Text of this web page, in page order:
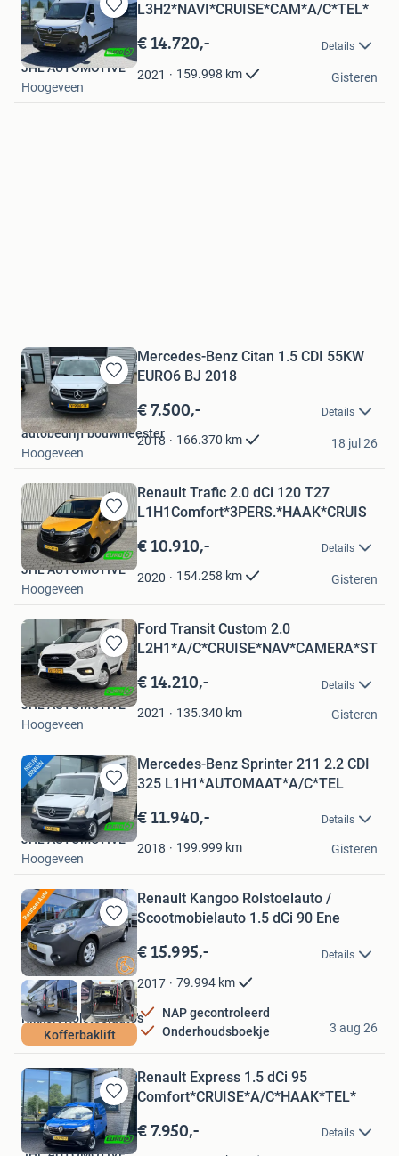
Bewaren
in
Mijn
Favorieten
L3H2*NAVI*CRUISE*CAM*A/C*TEL*
€ 14.720,- Details
2021 159.998 km
JHL AUTOMOTIVE
Hoogeveen
Gisteren
Bewaren
in
Mijn
Favorieten
Mercedes-Benz Citan 1.5 CDI 55KW
EURO6 BJ 2018
€ 7.500,- Details
2018 166.370 km
autobedrijf bouwmeester
Hoogeveen
18 jul 26
Bewaren
in
Mijn
Favorieten
Renault Trafic 2.0 dCi 120 T27
L1H1Comfort*3PERS.*HAAK*CRUIS
€ 10.910,- Details
2020 154.258 km
JHL AUTOMOTIVE
Hoogeveen
Gisteren
Bewaren
in
Mijn
Favorieten
Ford Transit Custom 2.0
L2H1*A/
€ 14.210,- Details
2021 135.340 km
JHL AUTOMOTIVE
Hoogeveen
Gisteren
Bewaren
in
Mijn
Favorieten
Mercedes-Benz Sprinter 211 2.2 CDI
325 L1H1*AUTOMAAT*A/C*TEL
€ 11.940,- Details
2018 199.999 km
JHL AUTOMOTIVE
Hoogeveen
Gisteren
Bewaren
in
Mijn
Favorieten
Kofferbaklift
Renault Kangoo Rolstoelauto /
Scootmobielauto 1.5 dCi 90 Ene
€ 15.995,- Details
2017 79.994 km
NAP gecontroleerd
Onderhoudsboekje
Kikkert Rolstoelauto's
Hoogeveen
3 aug 26
Bewaren
in
Mijn
Renault Express 1.5 dCi 95
Comfort*CRUISE*A/C*HAAK*TEL*
€ 7.950,- Details